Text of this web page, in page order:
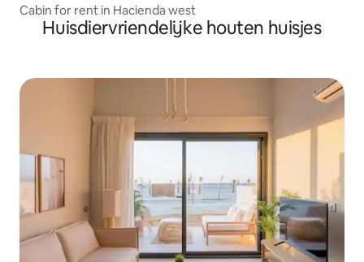
Cabin for rent in Hacienda west
Huisdiervriendelijke houten huisjes